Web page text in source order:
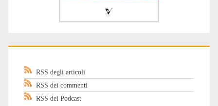
RSS degli articoli
RSS dei commenti
RSS dei Podcast